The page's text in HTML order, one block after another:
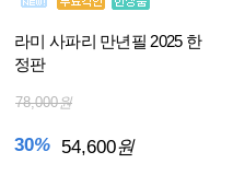
라미 사파리 만년필 2025 한
정판
78,000원
30% 54,600원